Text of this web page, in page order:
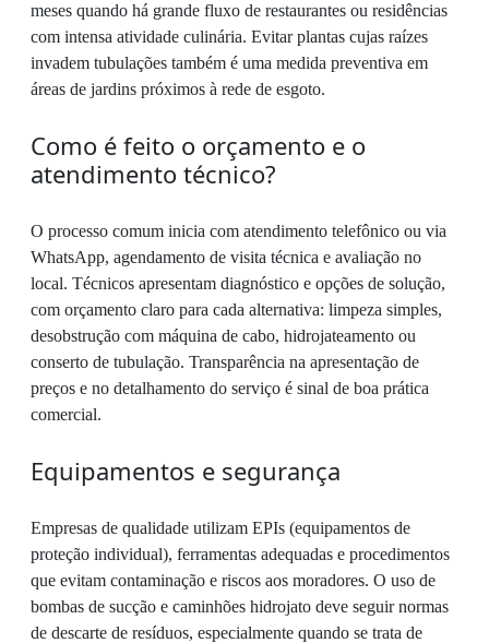
meses quando há grande fluxo de restaurantes ou residências
com intensa atividade culinária. Evitar plantas cujas raízes
invadem tubulações também é uma medida preventiva em
áreas de jardins próximos à rede de esgoto.
Como é feito o orçamento e o
atendimento técnico?
O processo comum inicia com atendimento telefônico ou via
WhatsApp, agendamento de visita técnica e avaliação no
local. Técnicos apresentam diagnóstico e opções de solução,
com orçamento claro para cada alternativa: limpeza simples,
desobstrução com máquina de cabo, hidrojateamento ou
conserto de tubulação. Transparência na apresentação de
preços e no detalhamento do serviço é sinal de boa prática
comercial.
Equipamentos e segurança
Empresas de qualidade utilizam EPIs (equipamentos de
proteção individual), ferramentas adequadas e procedimentos
que evitam contaminação e riscos aos moradores. O uso de
bombas de sucção e caminhões hidrojato deve seguir normas
de descarte de resíduos, especialmente quando se trata de